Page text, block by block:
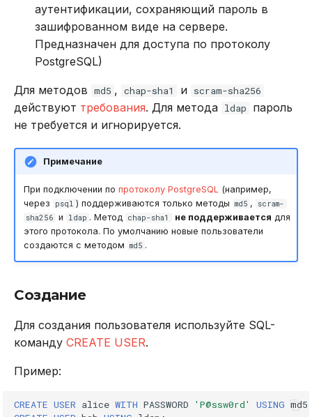
аутентификации, сохраняющий пароль в
зашифрованном виде на сервере.
Предназначен для доступа по протоколу
PostgreSQL)
Для методов md5 , chap-sha1 и scram-sha256
действуют требования. Для метода ldap
пароль
не требуется и игнорируется.
Примечание
При подключении по протоколу PostgreSQL(например,
через
psql ) поддерживаются только методы md5 ,
scram-
sha256 и ldap . Метод chap-sha1 не поддерживается для
этого протокола. По умолчанию новые пользователи
создаются с методом md5 .
Создание
Для создания пользователя используйте SQL-
команду CREATE USER.
Пример:
CREATE USER alice WITH PASSWORD 'P@ssw0rd' USING md5